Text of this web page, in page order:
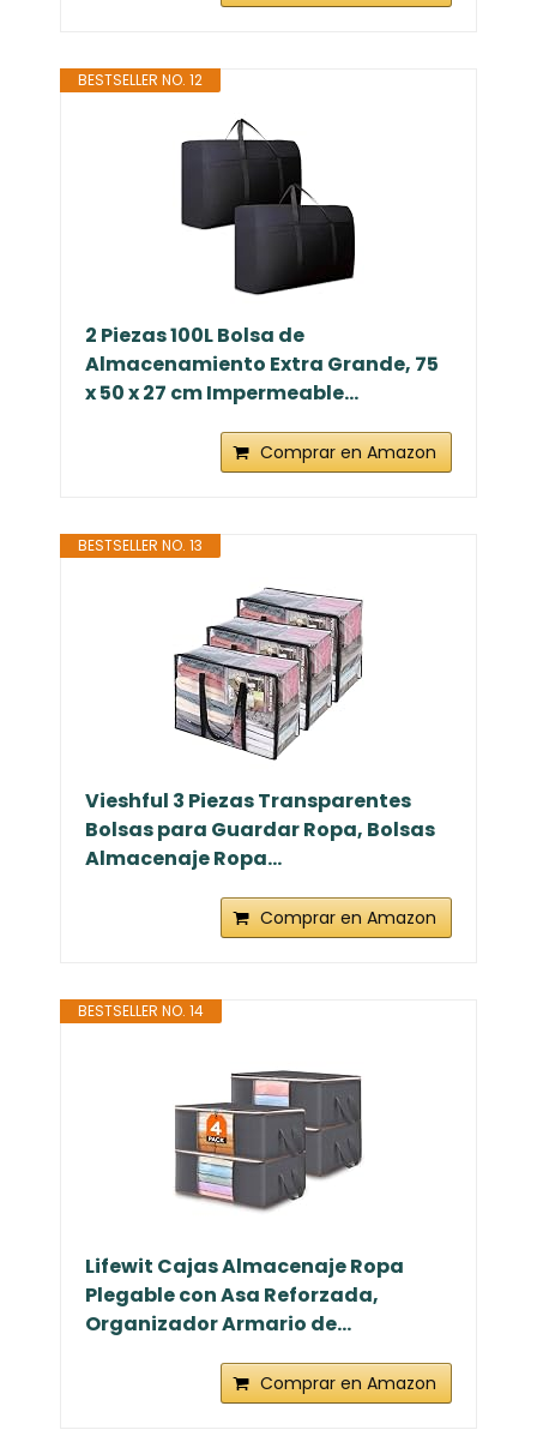
BESTSELLER NO. 12
2 Piezas 100L Bolsa de
Almacenamiento Extra Grande, 75
x 50 x 27 cm Impermeable...
Comprar en Amazon
BESTSELLER NO. 13
Vieshful 3 Piezas Transparentes
Bolsas para Guardar Ropa, Bolsas
Almacenaje Ropa...
Comprar en Amazon
BESTSELLER NO. 14
Lifewit Cajas Almacenaje Ropa
Plegable con Asa Reforzada,
Organizador Armario de...
Comprar en Amazon